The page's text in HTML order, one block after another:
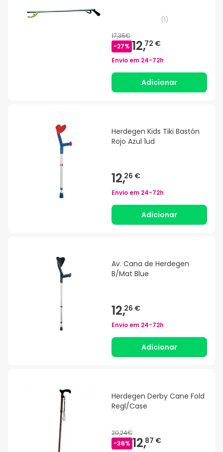
(1)
17,35€
-27% 12,72 €
Envio em 24-72h
Adicionar
Herdegen Kids Tiki Bastón
Rojo Azul 1ud
12,26 €
Envio em 24-72h
Adicionar
Av. Cana de Herdegen
B/Mat Blue
12,26 €
Envio em 24-72h
Adicionar
Herdegen Derby Cane Fold
Regl/Case
20,24€
-36% 12,87 €